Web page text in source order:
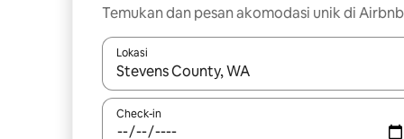
Temukan dan pesan akomodasi unik di Airbnb
Lokasi
Jika hasil yang dicari tersedia, telusuri dengan
Check-in